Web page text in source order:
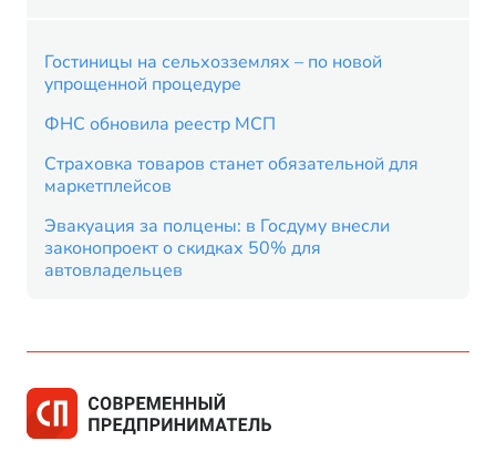
Гостиницы на сельхозземлях – по новой
упрощенной процедуре
ФНС обновила реестр МСП
Страховка товаров станет обязательной для
маркетплейсов
Эвакуация за полцены: в Госдуму внесли
законопроект о скидках 50% для
автовладельцев